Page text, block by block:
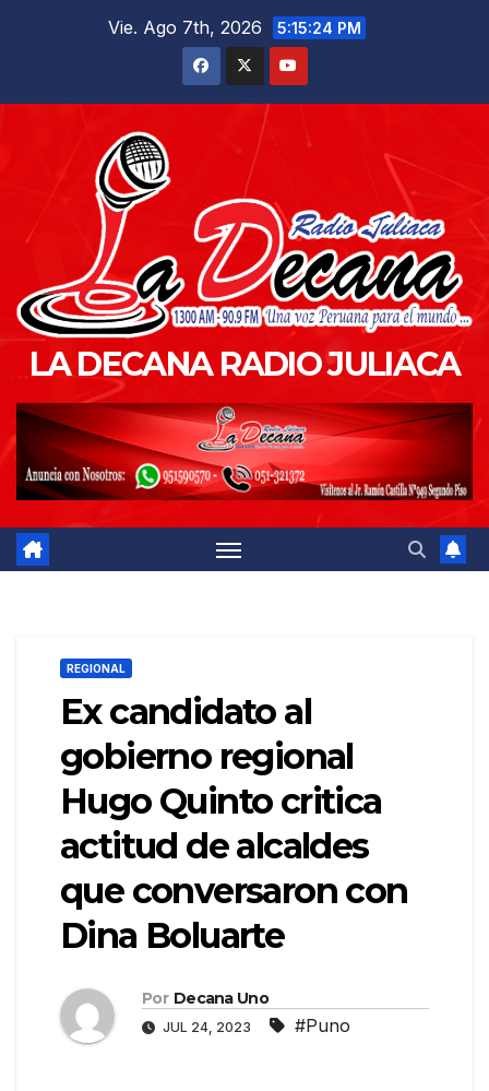
Vie. Ago 7th, 2026 5:15:25 PM
LA DECANA RADIO JULIACA
REGIONAL
Ex candidato al
gobierno regional
Hugo Quinto critica
actitud de alcaldes
que conversaron con
Dina Boluarte
Por Decana Uno
JUL 24, 2023 #Puno